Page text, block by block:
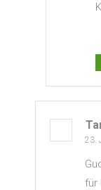
23.
für